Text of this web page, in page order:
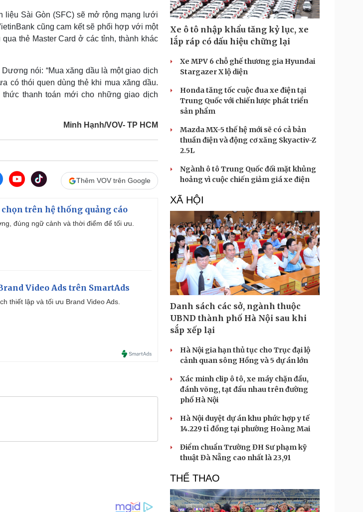
liệu Sài Gòn (SFC) sẽ mở rộng mạng lưới
cũng cam kết sẽ phối hợp với một
thẻ Master Card ở các tỉnh, thành khác
nói: “Mua xăng dầu là một giao dịch
có thói quen dùng thẻ khi mua xăng dầu.
thanh toán mới cho những giao dịch
Minh Hạnh/VOV- TP HCM
Thêm VOV trên Google
trên hệ thống quảng cáo
đúng ngữ cảnh và thời điểm để tối ưu.
Video Ads trên SmartAds
thiết lập và tối ưu Brand Video Ads.
Xe ô tô nhập khẩu tăng kỷ lục, xe
lắp ráp có dấu hiệu chững lại
Xe MPV 6 chỗ ghế thương gia Hyundai
Stargazer X lộ diện
Honda tăng tốc cuộc đua xe điện tại
Trung Quốc với chiến lược phát triển
sản phẩm
Mazda MX-5 thế hệ mới sẽ có cả bản
thuần điện và động cơ xăng Skyactiv-Z
2.5L
Ngành ô tô Trung Quốc đối mặt khủng
hoảng vì cuộc chiến giảm giá xe điện
XÃ HỘI
Danh sách các sở, ngành thuộc
UBND thành phố Hà Nội sau khi
sắp xếp lại
Hà Nội gia hạn thủ tục cho Trục đại lộ
cảnh quan sông Hồng và 5 dự án lớn
Xác minh clip ô tô, xe máy chặn đầu,
đánh võng, tạt đầu nhau trên đường
phố Hà Nội
Hà Nội duyệt dự án khu phức hợp y tế
14.229 tỉ đồng tại phường Hoàng Mai
Điểm chuẩn Trường ĐH Sư phạm kỹ
thuật Đà Nẵng cao nhất là 23,91
THỂ THAO